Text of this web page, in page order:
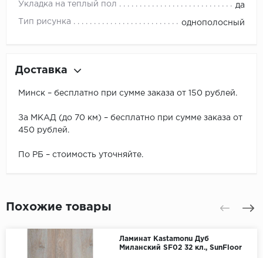
Укладка на теплый пол да
Тип рисунка однополосный
Доставка
Минск – бесплатно при сумме заказа от 150 рублей.
За МКАД (до 70 км) – бесплатно при сумме заказа от
450 рублей.
По РБ – стоимость уточняйте.
Похожие товары
Ламинат Kastamonu Дуб
Миланский SF02 32 кл., SunFloor